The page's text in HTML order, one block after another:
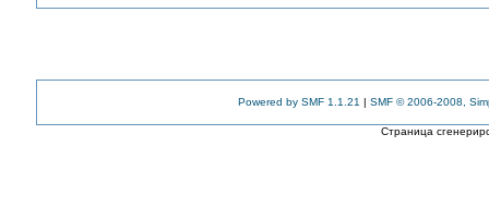
Powered by SMF 1.1.21 | SMF © 2006-2008,
Страница